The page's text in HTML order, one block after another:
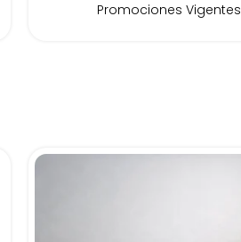
Promociones Vigentes